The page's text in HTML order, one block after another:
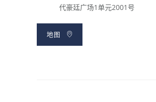
代豪廷广场1单元2001号
地图